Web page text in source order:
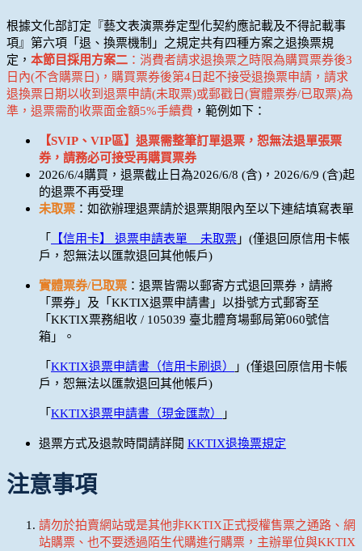
根據文化部訂定『藝文表演票券定型化契約應記載及不得記載事
項』第六項「退、換票機制」之規定共有四種方案之退換票規
定， 本節目採用方案二 ：消費者請求退換票之時限為購買票券後3
日內(不含購票日)，購買票券後第4日起不接受退換票申請， 請求
退換票日期以收到退票申請(未取票)或郵戳日(實體票券/已取票)為
準，退票需酌收票面金額5%手續費 ，範例如下：
【SVIP、VIP區】退票需整筆訂單退票，恕無法退單張票
券，請務必可接受再購買票券
2026/6/4購買，退票截止日為2026/6/8 (含)，2026/6/9 (含)起
的退票不再受理
未取票 ：如欲辦理退票請於退票期限內至以下連結填寫表單
「 【信用卡】 退票申請表單 _ 未取票 」(僅退回原信用卡帳
戶，恕無法以匯款退回其他帳戶)
實體票券/已取票 ：退票皆需以郵寄方式退回票券，請將
「票券」及「KKTIX退票申請書」以掛號方式郵寄至
「KKTIX票務組收 / 105039 臺北體育場郵局第060號信
箱」。
「 KKTIX退票申請書（信用卡刷退）
」(僅退回原信用卡帳
戶，恕無法以匯款退回其他帳戶)
「 KKTIX退票申請書（現金匯款） 」
退票方式及退款時間請詳閱 KKTIX退換票規定
注意事項
請勿於拍賣網站或是其他非KKTIX正式授權售票之通路、網
站購票、也不要透過陌生代購進行購票，主辦單位與KKTIX